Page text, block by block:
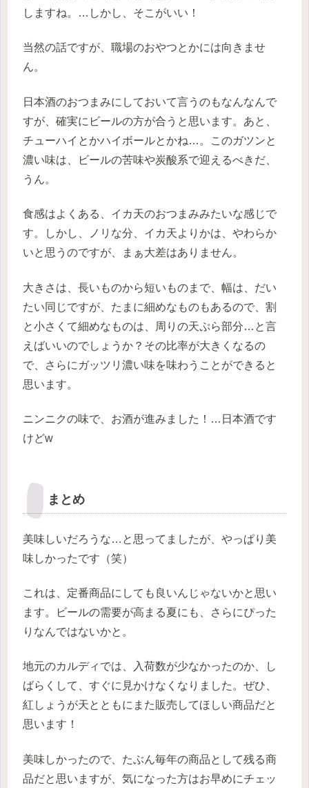
しますね。…しかし、そこがいい！
当然の話ですが、職場のおやつとかには向きませ
ん。
日本酒のおつまみにしておいて言うのもなんなんで
すが、確実にビールの方が合うと思います。あと、
チューハイとかハイボールとかね…。このガツンと
濃い味は、ビールの苦味や炭酸系で迎えるべきだ、
うん。
食感はよくある、イカ天のおつまみみたいな感じで
す。しかし、ノリな分、イカ天よりかは、やわらか
いと思うのですが、まぁ大差はありません。
大きさは、長いものから短いものまで、幅は、だい
たい同じですが、たまに細めなものもあるので、割
と小さくて細めなものは、周りの天ぷら部分…と言
えばいいのでしょうか？その比率が大きくなるの
で、さらにガッツリ濃い味を味わうことができると
思います。
ニンニクの味で、お酒が進みました！…日本酒です
けどw
まとめ
美味しいだろうな…と思ってましたが、やっぱり美
味しかったです（笑）
これは、定番商品にしても良いんじゃないかと思い
ます。ビールの需要が高まる夏にも、さらにぴった
りなんではないかと。
地元のカルディでは、入荷数が少なかったのか、し
ばらくして、すぐに見かけなくなりました。ぜひ、
紅しょうが天とともにまた販売してほしい商品だと
思います！
美味しかったので、たぶん毎年の商品として残る商
品だと思いますが、気になった方はお早めにチェッ